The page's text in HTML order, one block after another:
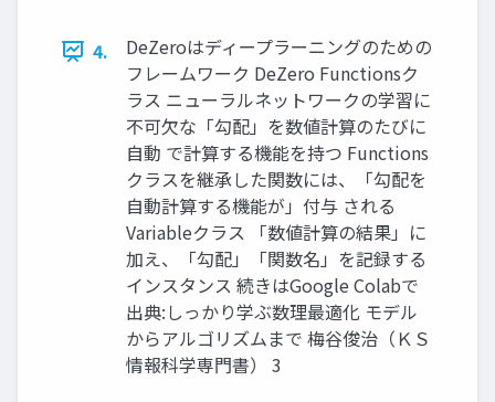
4.
DeZeroはディープラーニングのための
フレームワーク DeZero Functionsク
ラス ニューラルネットワークの学習に
不可欠な「勾配」を数値計算のたびに
自動 で計算する機能を持つ Functions
クラスを継承した関数には、「勾配を
自動計算する機能が」付与 される
Variableクラス 「数値計算の結果」に
加え、「勾配」「関数名」を記録する
インスタンス 続きはGoogle Colabで
出典:しっかり学ぶ数理最適化 モデル
からアルゴリズムまで 梅⾕俊治（ＫＳ
情報科学専⾨書） 3